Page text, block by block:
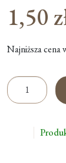
Pierwotna
cena
wynosiła:
1,50
Aktualna
wynosi:
1,50 zł.
Najniższa cena
ilość
C+M+B
Premium